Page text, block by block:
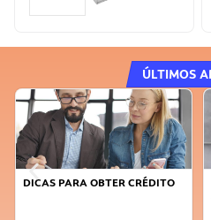
ÚLTIMOS
DICAS PARA OBTER CRÉDITO